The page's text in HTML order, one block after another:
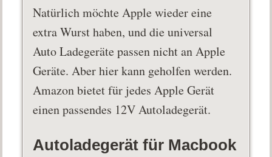
Natürlich möchte Apple wieder eine
extra Wurst haben, und die universal
Auto Ladegeräte passen nicht an Apple
Geräte. Aber hier kann geholfen werden.
Amazon bietet für jedes Apple Gerät
einen passendes 12V Autoladegerät.
Autoladegerät für Macbook